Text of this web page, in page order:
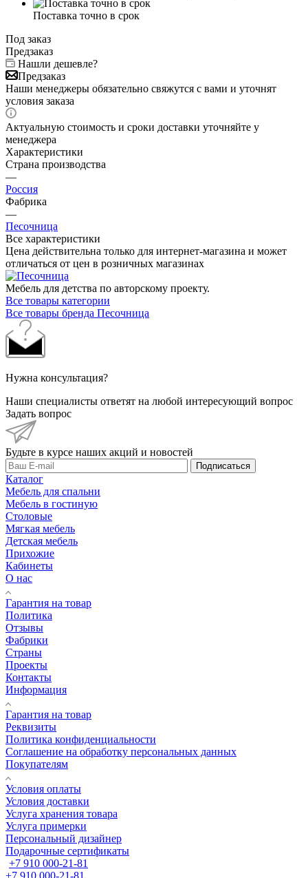
Поставка точно в срок
Под заказ
Предзаказ
Нашли дешевле?
Предзаказ
Наши менеджеры обязательно свяжутся с вами и уточнят
условия заказа
Актуальную стоимость и сроки доставки уточняйте у
менеджера
Характеристики
Страна производства
—
Россия
Фабрика
—
Песочница
Все характеристики
Цена действительна только для интернет-магазина и может
отличаться от цен в розничных магазинах
Мебель для детства по авторскому проекту.
Все товары категории
Все товары бренда Песочница
Нужна консультация?
Наши специалисты ответят на любой интересующий вопрос
Задать вопрос
Будьте в курсе наших акций и новостей
Подписаться
Каталог
Мебель для спальни
Мебель в гостиную
Столовые
Мягкая мебель
Детская мебель
Прихожие
Кабинеты
О нас
Гарантия на товар
Политика
Отзывы
Фабрики
Страны
Проекты
Контакты
Информация
Гарантия на товар
Реквизиты
Политика конфиденциальности
Соглашение на обработку персональных данных
Покупателям
Условия оплаты
Условия доставки
Услуга хранения товара
Услуга примерки
Персональный дизайнер
Подарочные сертификаты
+7 910 000-21-81
+7 910 000-21-81